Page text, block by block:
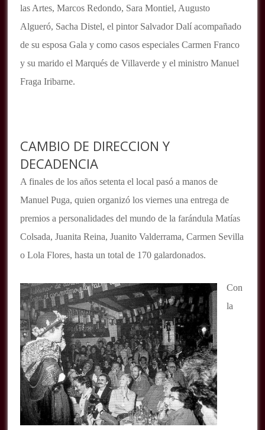
las Artes, Marcos Redondo, Sara Montiel, Augusto
Algueró, Sacha Distel, el pintor Salvador Dalí acompañado
de su esposa Gala y como casos especiales Carmen Franco
y su marido el Marqués de Villaverde y el ministro Manuel
Fraga Iribarne.
CAMBIO DE DIRECCION Y
DECADENCIA
A finales de los años setenta el local pasó a manos de
Manuel Puga, quien organizó los viernes una entrega de
premios a personalidades del mundo de la farándula Matías
Colsada, Juanita Reina, Juanito Valderrama, Carmen Sevilla
o Lola Flores, hasta un total de 170 galardonados.
Con
la